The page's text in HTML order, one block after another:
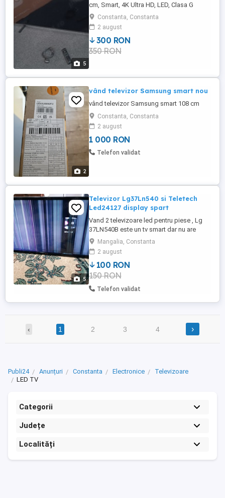
5
cm, Smart, 4K Ultra HD, LED, Clasa G
Defect display(spart) Se poate face sau
pentru piese! Fir alimentare+ telecomanda
Pret fix
Constanta, Constanta
2 august
300 RON
350 RON
2
vând televizor Samsung smart nou
vând televizor Samsung smart 108 cm
Constanta, Constanta
2 august
1 000 RON
Telefon validat
5
Televizor Lg37Ln540 si Teletech
Led24127 display spart
Vand 2 televizoare led pentru piese , Lg
37LN540B este un tv smart dar nu are
wireless se conecteaza prin cablu de la
router LAN Și un televizor Teletech model
Led24127HDR Ambele au ecranele sparte
in rest perfect functionale Schimb cu SSD
512 Gb sata 2,5" Prefer predare locală. Nu
trimit ...
Mangalia, Constanta
2 august
100 RON
150 RON
Telefon validat
‹ 1 2 3 4 ›
Publi24 Anunțuri Constanta Electronice
Televizoare
LED TV
Categorii
Județe
Localități